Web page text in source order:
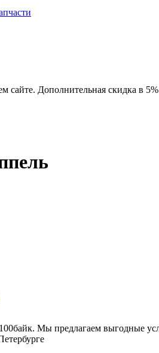
Дополнительная скидка в
Мы предлагаем выгодные